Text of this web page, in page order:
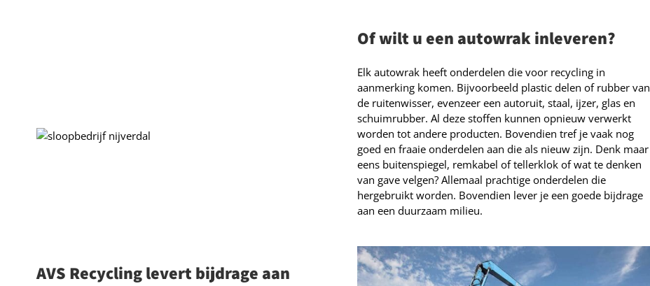
Of wilt u een autowrak inleveren?
Elk autowrak heeft onderdelen die voor recycling in
aanmerking komen. Bijvoorbeeld plastic delen of rubber van
de ruitenwisser, evenzeer een autoruit, staal, ijzer, glas en
schuimrubber. Al deze stoffen kunnen opnieuw verwerkt
worden tot andere producten. Bovendien tref je vaak nog
goed en fraaie onderdelen aan die als nieuw zijn. Denk maar
eens buitenspiegel, remkabel of tellerklok of wat te denken
van gave velgen? Allemaal prachtige onderdelen die
hergebruikt worden. Bovendien lever je een goede bijdrage
aan een duurzaam milieu.
AVS Recycling levert bijdrage aan